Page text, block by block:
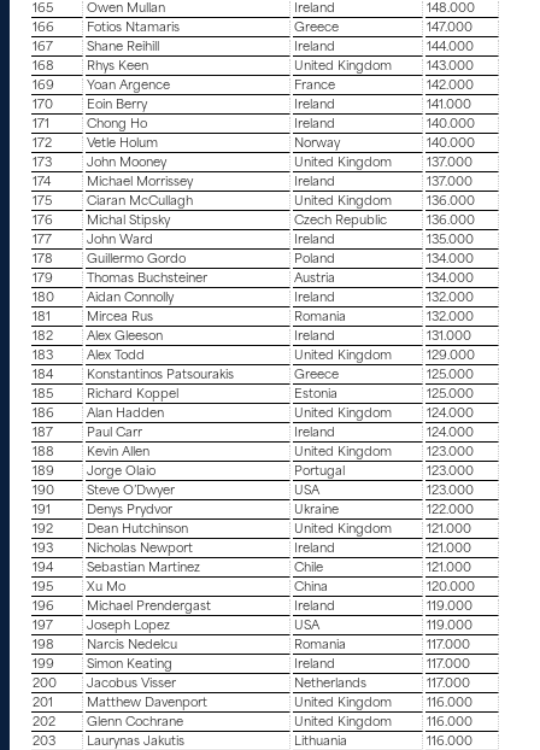
165
Owen Mullan Ireland
148.000
166
Fotios Ntamaris Greece
147.000
167
Shane Reihill Ireland
144.000
168
Rhys Keen United Kingdom
143.000
169
Yoan Argence France
142.000
170
Eoin Berry Ireland
141.000
171
Chong Ho Ireland
140.000
172
Vetle Holum Norway
140.000
173
John Mooney United Kingdom
137.000
174
Michael Morrissey Ireland
137.000
175
Ciaran McCullagh United Kingdom
136.000
176
Michal Stipsky Czech Republic
136.000
177
John Ward Ireland
135.000
178
Guillermo Gordo Poland
134.000
179
Thomas Buchsteiner Austria
134.000
180
Aidan Connolly Ireland
132.000
181
Mircea Rus Romania
132.000
182
Alex Gleeson Ireland
131.000
183
Alex Todd United Kingdom
129.000
184
Konstantinos Patsourakis Greece
125.000
185
Richard Koppel Estonia
125.000
186
Alan Hadden United Kingdom
124.000
187
Paul Carr Ireland
124.000
188
Kevin Allen United Kingdom
123.000
189
Jorge Olaio Portugal
123.000
190
Steve O’Dwyer USA
123.000
191
Denys Prydvor Ukraine
122.000
192
Dean Hutchinson United Kingdom
121.000
193
Nicholas Newport Ireland
121.000
194
Sebastian Martinez Chile
121.000
195
Xu Mo China
120.000
196
Michael Prendergast Ireland
119.000
197
Joseph Lopez USA
119.000
198
Narcis Nedelcu Romania
117.000
199
Simon Keating Ireland
117.000
200
Jacobus Visser Netherlands
117.000
201
Matthew Davenport United Kingdom
116.000
202
Glenn Cochrane United Kingdom
116.000
203
Laurynas Jakutis Lithuania
116.000